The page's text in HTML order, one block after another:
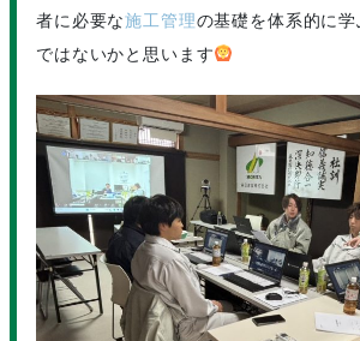
者に必要な施工管理の基礎を体系的に
ではないかと思います